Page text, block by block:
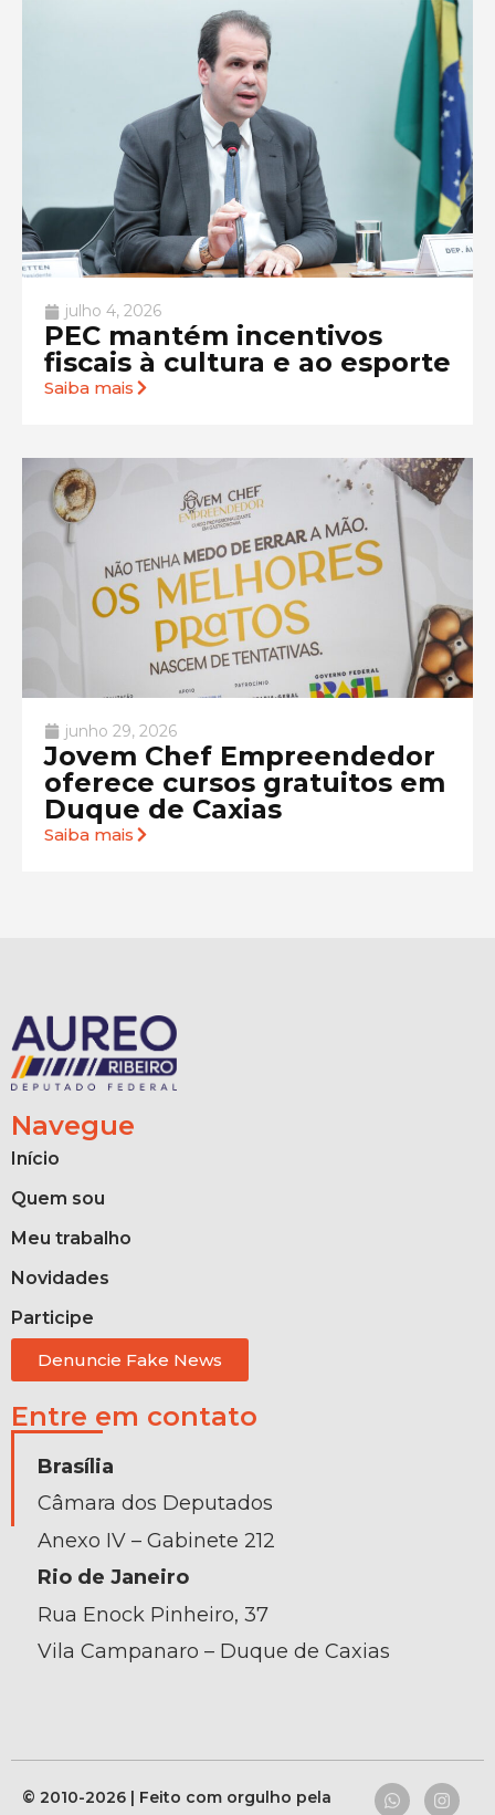
julho 4, 2026
PEC mantém incentivos
fiscais à cultura e ao esporte
Saiba mais
junho 29, 2026
Jovem Chef Empreendedor
oferece cursos gratuitos em
Duque de Caxias
Saiba mais
Navegue
Início
Quem sou
Meu trabalho
Novidades
Participe
Denuncie Fake News
Entre em contato
Brasília
Câmara dos Deputados
Anexo IV – Gabinete 212
Rio de Janeiro
Rua Enock Pinheiro, 37
Vila Campanaro – Duque de Caxias
© 2010-2026 | Feito com orgulho pela